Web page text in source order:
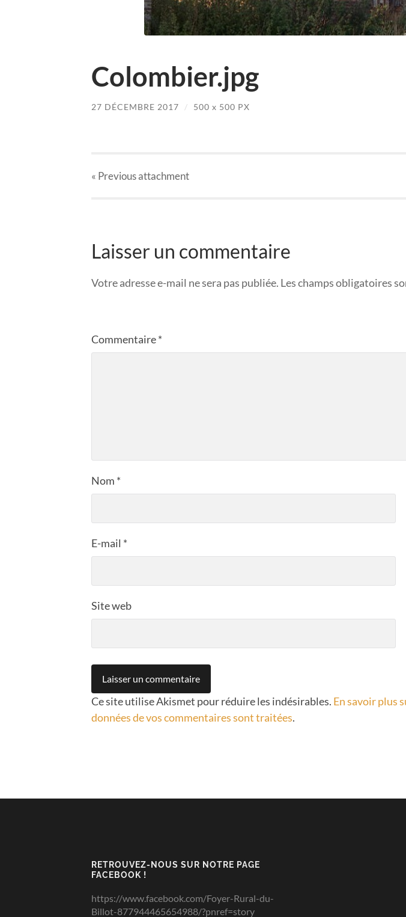
Colombier.jpg
27 DÉCEMBRE 2017 / 500 x 500 PX
« Previousattachment
Laisser un commentaire
Votre adresse e-mail ne sera pas publiée. Les champs obligatoires
Commentaire*
Nom *
E-mail *
Site web
Ce site utilise Akismet pour réduire les indésirables. En savoir plus
données de vos commentaires sont traitées.
RETROUVEZ-NOUS SUR NOTRE PAGE
FACEBOOK !
https://www.facebook.com/Foyer-Rural-du-
Billot-877944465654988/?pnref=story